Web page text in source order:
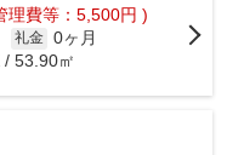
理費等：5,500円 )
礼金 0ヶ月
53.90㎡